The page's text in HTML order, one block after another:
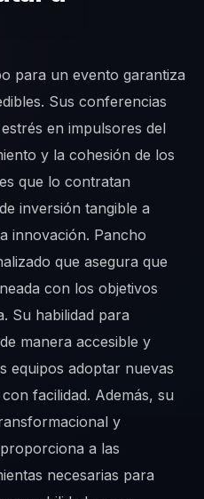
para un evento garantiza
Sus conferencias
en impulsores del
y la cohesión de los
que lo contratan
inversión tangible a
innovación. Pancho
que asegura que
con los objetivos
Su habilidad para
manera accesible y
equipos adoptar nuevas
facilidad. Además, su
y
a las
necesarias para